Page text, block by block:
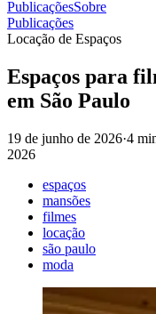
PublicaçõesSobre
Publicações
Locação de Espaços
Espaços para
em São Paulo
19 de junho de 2026·4
2026
espaços
mansões
filmes
locação
são paulo
moda